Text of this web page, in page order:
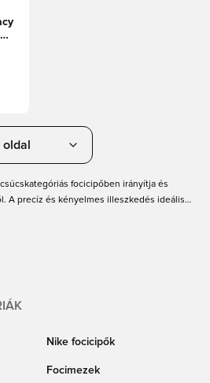
oldal
focicipőben irányítja és
A precíz és kényelmes illeszkedés ideális
fontos a labdaérintés és a visszajelzés
Nike focicipők
Focimezek